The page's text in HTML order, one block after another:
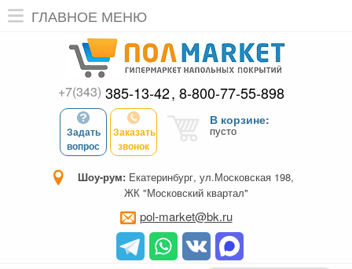
ГЛАВНОЕ МЕНЮ
+7(343) 385-13-42 8-800-77-55-898
Задать
вопрос
Заказать
звонок
В корзине:
пусто
Шоу-рум: Екатеринбург, ул.Московская 198,
ЖК "Московский квартал"
pol-market@bk.ru